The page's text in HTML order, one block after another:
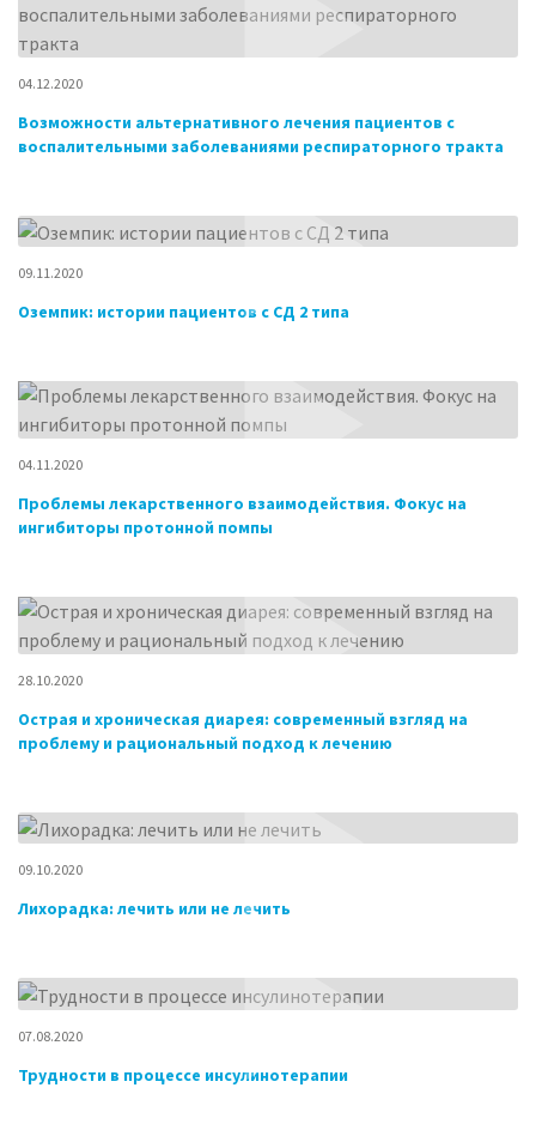
04.12.2020
Возможности альтернативного лечения пациентов с
воспалительными заболеваниями респираторного тракта
09.11.2020
Оземпик: истории пациентов с СД 2 типа
04.11.2020
Проблемы лекарственного взаимодействия. Фокус на
ингибиторы протонной помпы
28.10.2020
Острая и хроническая диарея: современный взгляд на
проблему и рациональный подход к лечению
09.10.2020
Лихорадка: лечить или не лечить
07.08.2020
Трудности в процессе инсулинотерапии